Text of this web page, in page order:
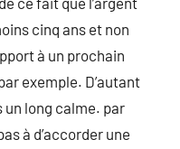
cinq ans et non
à un prochain
exemple. D’autant
un long calme. par
à d’accorder une